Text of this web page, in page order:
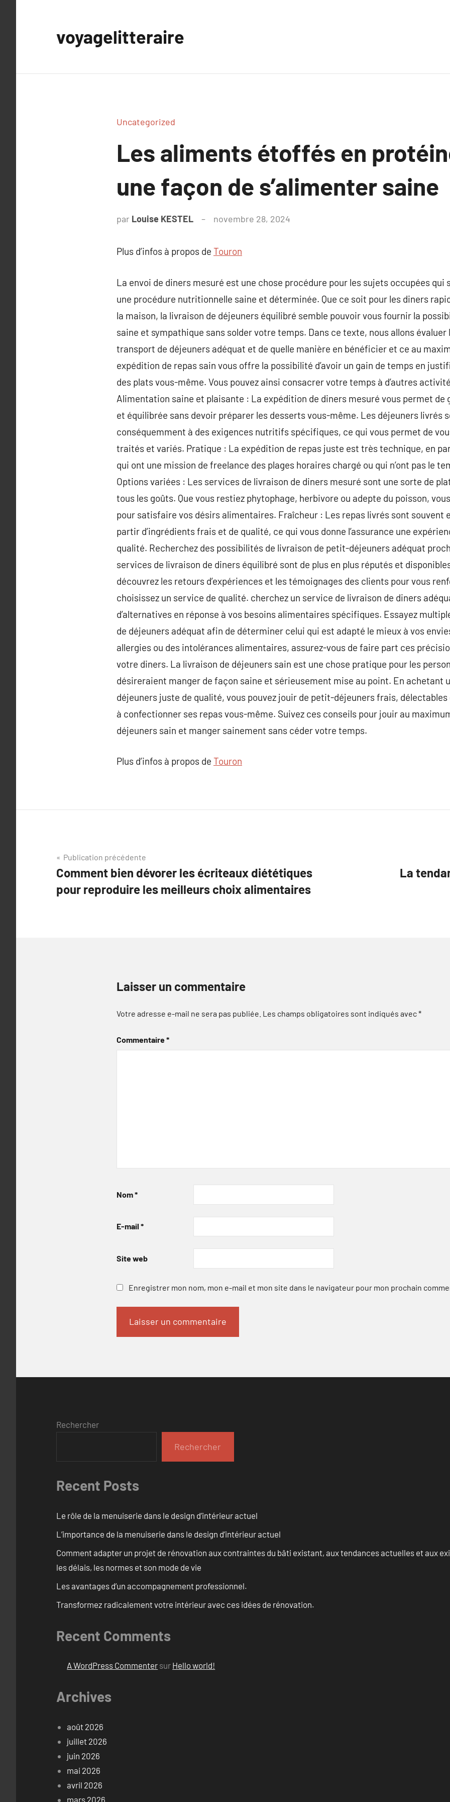
voyagelitteraire
Uncategorized
Les aliments étoffés en
une façon de s’alimenter saine
par Louise KESTEL novembre 28, 2024
Plus d’infos à propos de Touron
La envoi de diners mesuré est une chose procédure pour les sujets occupées
une procédure nutritionnelle saine et déterminée. Que ce soit pour les diners
la maison, la livraison de déjeuners équilibré semble pouvoir vous fournir la
saine et sympathique sans solder votre temps. Dans ce texte, nous allons évaluer
transport de déjeuners adéquat et de quelle manière en bénéficier et ce au
expédition de repas sain vous offre la possibilité d’avoir un gain de temps en
des plats vous-même. Vous pouvez ainsi consacrer votre temps à d’autres
Alimentation saine et plaisante : La expédition de diners mesuré vous permet de
et équilibrée sans devoir préparer les desserts vous-même. Les déjeuners livrés
conséquemment à des exigences nutritifs spécifiques, ce qui vous permet de
traités et variés. Pratique : La expédition de repas juste est très technique, en
qui ont une mission de freelance des plages horaires chargé ou qui n’ont pas le
Options variées : Les services de livraison de diners mesuré sont une sorte de
tous les goûts. Que vous restiez phytophage, herbivore ou adepte du poisson,
pour satisfaire vos désirs alimentaires. Fraîcheur : Les repas livrés sont souvent
partir d’ingrédients frais et de qualité, ce qui vous donne l’assurance une
qualité. Recherchez des possibilités de livraison de petit-déjeuners adéquat
services de livraison de diners équilibré sont de plus en plus réputés et
découvrez les retours d’expériences et les témoignages des clients pour vous
choisissez un service de qualité. cherchez un service de livraison de diners
d’alternatives en réponse à vos besoins alimentaires spécifiques. Essayez
de déjeuners adéquat afin de déterminer celui qui est adapté le mieux à vos
allergies ou des intolérances alimentaires, assurez-vous de faire part ces
votre diners. La livraison de déjeuners sain est une chose pratique pour les
désireraient manger de façon saine et sérieusement mise au point. En achetant
déjeuners juste de qualité, vous pouvez jouir de petit-déjeuners frais, délectables
à confectionner ses repas vous-même. Suivez ces conseils pour jouir au
déjeuners sain et manger sainement sans céder votre temps.
Plus d’infos à propos de Touron
Navigation
de
l’article
Publication précédente
Comment bien dévorer les écriteaux diététiques
pour reproduire les meilleurs choix alimentaires
La
Laisser un commentaire
Votre adresse e-mail ne sera pas publiée. Les champs obligatoires sont indiqués avec*
Commentaire*
Nom*
E-mail *
Site web
Enregistrer mon nom, mon e-mail et mon site dans le navigateur pour mon prochain
Rechercher
Rechercher
Recent Posts
Le rôle de la menuiserie dans le design d’intérieur actuel
L’importance de la menuiserie dans le design d’intérieur actuel
Comment adapter un projet de rénovation aux contraintes du bâti existant, aux tendances actuelles et aux
les délais, les normes et son mode de vie
Les avantages d’un accompagnement professionnel.
Transformez radicalement votre intérieur avec ces idées de rénovation.
Recent Comments
A WordPress Commenter sur Hello world!
Archives
août 2026
juillet 2026
juin 2026
mai 2026
avril 2026
mars 2026